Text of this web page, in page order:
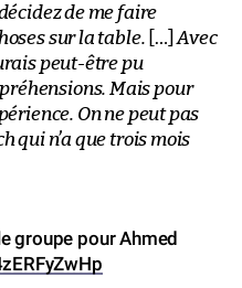
de me faire
sur la table. […] Avec
peut-être pu
Mais pour
On ne peut pas
qui n’a que trois mois
groupe pour Ahmed